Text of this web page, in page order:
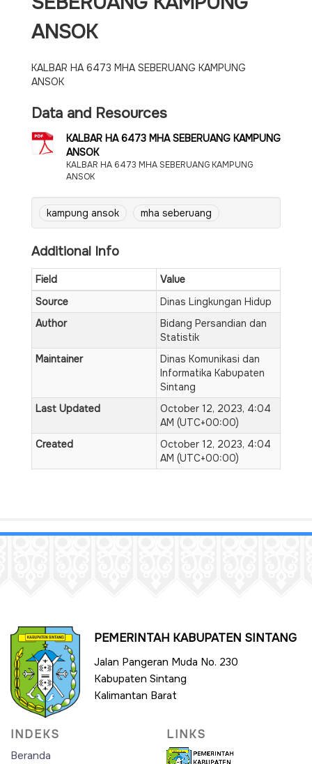
ANSOK
KALBAR HA 6473 MHA SEBERUANG KAMPUNG
ANSOK
Data and Resources
KALBAR HA 6473 MHA SEBERUANG KAMPUNG
ANSOK
KALBAR HA 6473 MHA SEBERUANG KAMPUNG
ANSOK
kampung ansok mha seberuang
Additional Info
Field
Value
Source
Dinas Lingkungan Hidup
Author
Bidang Persandian dan
Statistik
Maintainer
Dinas Komunikasi dan
Informatika Kabupaten
Sintang
Last Updated
October 12, 2023, 4:04
AM (UTC+00:00)
Created
October 12, 2023, 4:04
AM (UTC+00:00)
PEMERINTAH KABUPATEN SINTANG
Jalan Pangeran Muda No. 230
Kabupaten Sintang
Kalimantan Barat
INDEKS
Beranda
LINKS